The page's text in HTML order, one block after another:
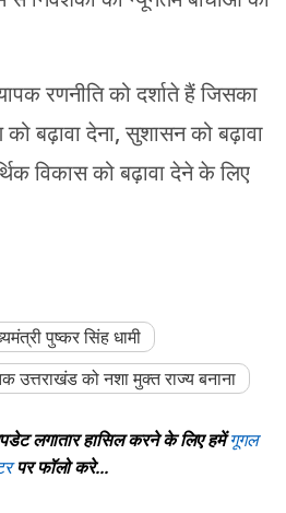
रणनीति को दर्शाते हैं जिसका
को बढ़ावा देना, सुशासन को बढ़ावा
विकास को बढ़ावा देने के लिए
पुष्कर सिंह धामी
उत्तराखंड को नशा मुक्त राज्य बनाना
लगातार हासिल करने के लिए हमेंगूगल
पर फॉलो करे...